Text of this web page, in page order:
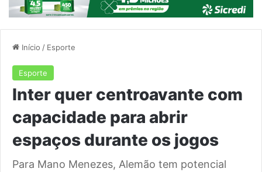
Início / Esporte
Esporte
Inter quer centroavante com
capacidade para abrir
espaços durante os jogos
Para Mano Menezes, Alemão tem potencial